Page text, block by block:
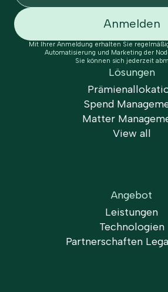
Mit Ihrer Anmeldung erhalten Sie
Automatisierung und Marketing der
Sie können sich jederzeit
Lösungen
Spend
Matter
View all
Angebot
Leistungen
Technologien
Partnerschaften